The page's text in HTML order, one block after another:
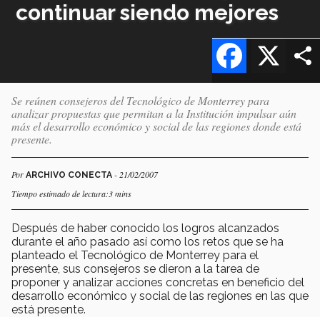
continuar siendo mejores
Facebook
Se reúnen consejeros del Tecnológico de Monterrey para
analizar propuestas que permitan a la Institución impulsar aún
más el desarrollo económico y social de las regiones donde está
presente.
Por ARCHIVO CONECTA - 21/02/2007
Tiempo estimado de lectura:3 mins
Después de haber conocido los logros alcanzados
durante el año pasado así como los retos que se ha
planteado el Tecnológico de Monterrey para el
presente, sus consejeros se dieron a la tarea de
proponer y analizar acciones concretas en beneficio del
desarrollo económico y social de las regiones en las que
está presente.